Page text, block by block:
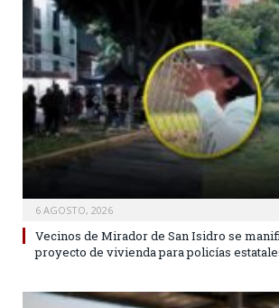
6 AGOSTO, 2026
Vecinos de Mirador de San Isidro se
proyecto de vivienda para policías